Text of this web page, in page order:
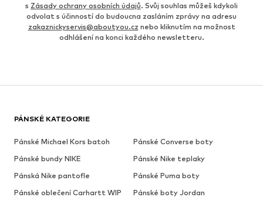
s Zásady ochrany osobních údajů. Svůj souhlas můžeš kdykoli
odvolat s účinností do budoucna zasláním zprávy na adresu
zakaznickyservis@aboutyou.cz nebo kliknutím na možnost
odhlášení na konci každého newsletteru.
PÁNSKÉ KATEGORIE
Pánské Michael Kors batoh
Pánské Converse boty
Pánské bundy NIKE
Pánské Nike teplaky
Pánská Nike pantofle
Pánské Puma boty
Pánské oblečení Carhartt WIP
Pánské boty Jordan